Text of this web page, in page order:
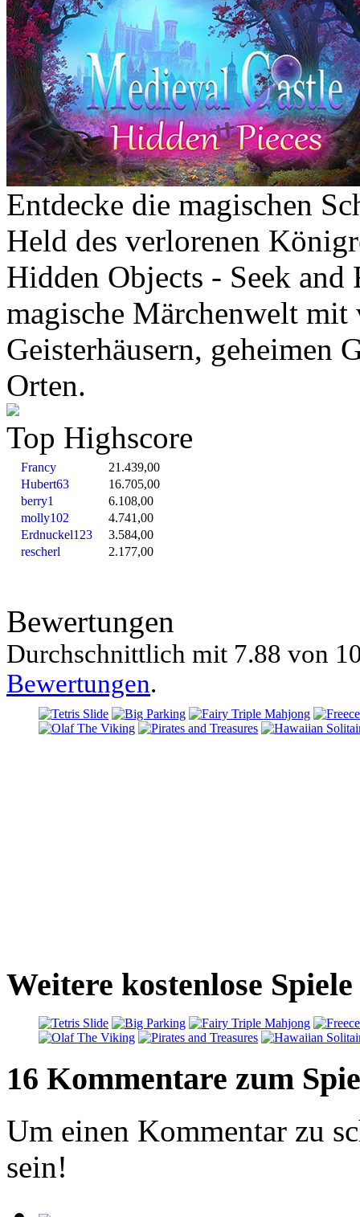
Entdecke die magischen
Held des verlorenen
Hidden Objects - Seek and
magische Märchenwelt mit
Geisterhäusern, geheimen
Orten.
Top Highscore
Francy
21.439,00
Hubert63
16.705,00
berry1
6.108,00
molly102
4.741,00
Erdnuckel123
3.584,00
rescherl
2.177,00
Bewertungen
Durchschnittlich mit 7.88 von
Bewertungen.
Weitere kostenlose
16 Kommentare zum
Um einen Kommentar zu
sein!